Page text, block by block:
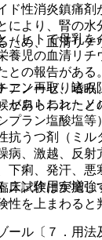
（ヒトで母乳を
養児の血清リチ
との報告がある
アノーゼ、嗜
があらわれたと
床試験は実施し
性を上まわると
ド性消炎鎮痛剤
により、腎の水
ため、血清リチ
ン再取り込み
セロトニン・ノ
プラン塩酸塩等
抗うつ剤（ミル
病、激越、反射
下痢、発汗、悪
ニン作用が増強
ル〔７．用法